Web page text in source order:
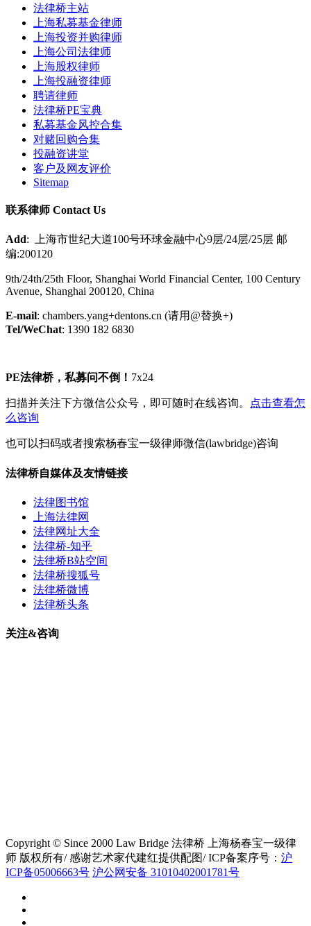
法律桥主站
上海私募基金律师
上海投资并购律师
上海公司法律师
上海股权律师
上海投融资律师
聘请律师
法律桥PE宝典
私募基金风控合集
对赌回购合集
投融资讲堂
客户及网友评价
Sitemap
联系律师 Contact Us
Add: 上海市世纪大道100号环球金融中心9层/24层/25层 邮
编:200120
9th/24th/25th Floor, Shanghai World Financial Center, 100 Century
Avenue, Shanghai 200120, China
E-mail: chambers.yang+dentons.cn (请用@替换+)
Tel/WeChat: 1390 182 6830
PE法律桥，私募问不倒！ 7x24
扫描并关注下方微信公众号，即可随时在线咨询。
点击查看怎
么咨询
也可以扫码或者搜索杨春宝一级律师微信(lawbridge)咨询
法律桥自媒体及友情链接
法律图书馆
上海法律网
法律网址大全
法律桥-知乎
法律桥B站空间
法律桥搜狐号
法律桥微博
法律桥头条
关注&咨询
Copyright © Since 2000 Law Bridge 法律桥 上海杨春宝一级律
师 版权所有/ 感谢艺术家代建红提供配图/ ICP备案序号： 沪
ICP备05006663号 沪公网安备 31010402001781号